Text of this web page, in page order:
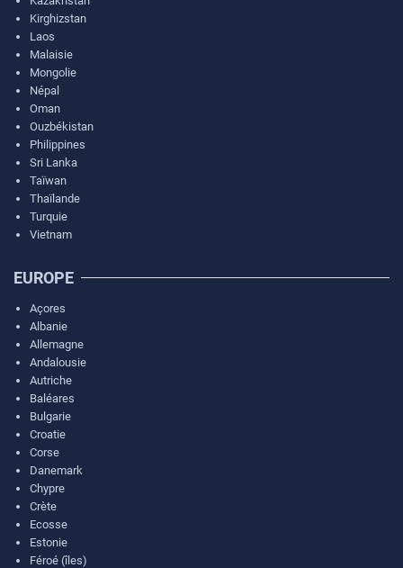
Kirghizstan
Laos
Malaisie
Mongolie
Népal
Oman
Ouzbékistan
Philippines
Sri Lanka
Taïwan
Thaïlande
Turquie
Vietnam
EUROPE
Açores
Albanie
Allemagne
Andalousie
Autriche
Baléares
Bulgarie
Croatie
Corse
Danemark
Chypre
Crète
Ecosse
Estonie
Féroé (îles)